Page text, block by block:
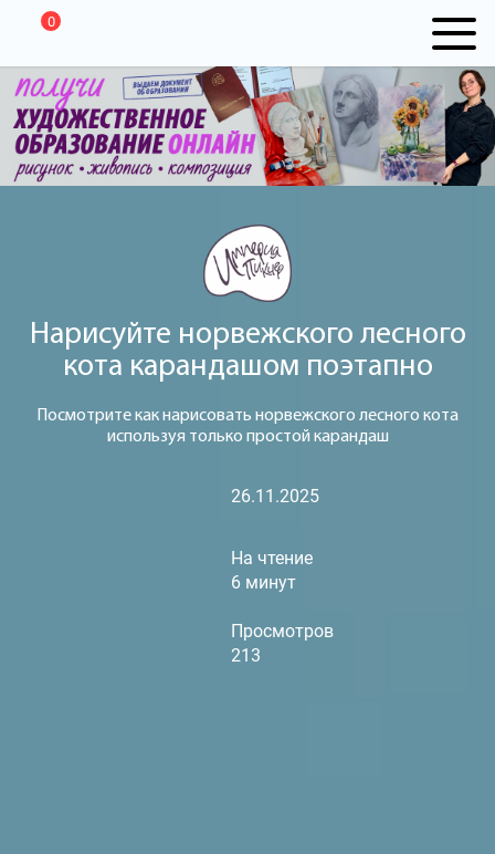
0
Нарисуйте норвежского лесного
кота карандашом поэтапно
Посмотрите как нарисовать норвежского лесного кота
используя только простой карандаш
26.11.2025
На чтение
6 минут
Просмотров
213